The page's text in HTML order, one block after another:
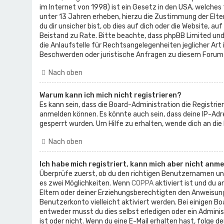
im Internet von 1998) ist ein Gesetz in den USA,
unter 13 Jahren erheben, hierzu die Zustimmung der
du dir unsicher bist, ob dies auf dich oder die Website,
Beistand zu Rate. Bitte beachte, dass phpBB Limited
die Anlaufstelle für Rechtsangelegenheiten jeglicher Art
Beschwerden oder juristische Anfragen zu diesem
Nach oben
Warum kann ich mich nicht registrieren?
Es kann sein, dass die Board-Administration die
anmelden können. Es könnte auch sein, dass deine IP-
gesperrt wurden. Um Hilfe zu erhalten, wende dich an
Nach oben
Ich habe mich registriert, kann mich aber nicht
Überprüfe zuerst, ob du den richtigen Benutzernamen
es zwei Möglichkeiten. Wenn COPPAaktiviert ist und du
Eltern oder deiner Erziehungsberechtigten den
Benutzerkonto vielleicht aktiviert werden. Bei einigen
entweder musst du dies selbst erledigen oder ein
ist oder nicht. Wenn du eine E-Mail erhalten hast, folge